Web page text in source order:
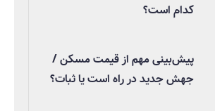
کدام است؟
پیش‌بینی مهم از قیمت مسکن /
جهش جدید در راه است یا ثبات؟